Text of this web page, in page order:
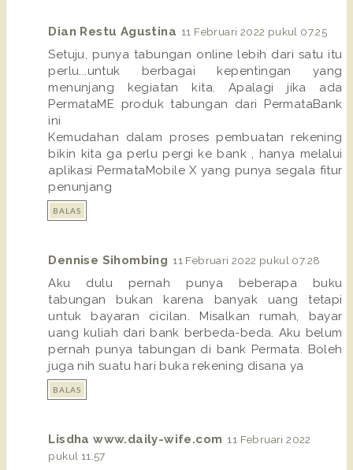
Dian Restu Agustina 11 Februari 2022 pukul 07.25
Setuju, punya tabungan online lebih dari satu itu
perlu...untuk berbagai kepentingan yang
menunjang kegiatan kita. Apalagi jika ada
PermataME produk tabungan dari PermataBank
ini
Kemudahan dalam proses pembuatan rekening
bikin kita ga perlu pergi ke bank , hanya melalui
aplikasi PermataMobile X yang punya segala fitur
penunjang
BALAS
Dennise Sihombing 11 Februari 2022 pukul 07.28
Aku dulu pernah punya beberapa buku
tabungan bukan karena banyak uang tetapi
untuk bayaran cicilan. Misalkan rumah, bayar
uang kuliah dari bank berbeda-beda. Aku belum
pernah punya tabungan di bank Permata. Boleh
juga nih suatu hari buka rekening disana ya
BALAS
Lisdha www.daily-wife.com 11 Februari 2022
pukul 11.57